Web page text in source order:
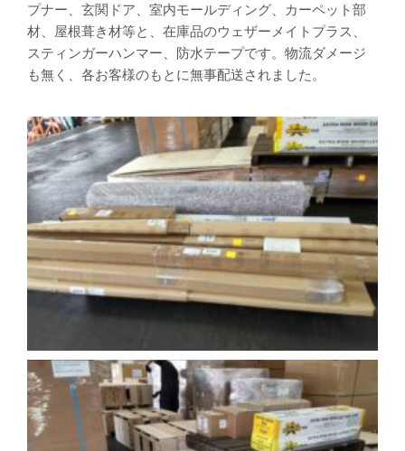
プナー、玄関ドア、室内モールディング、カーペット部
材、屋根葺き材等と、在庫品のウェザーメイトプラス、
スティンガーハンマー、防水テープです。物流ダメージ
も無く、各お客様のもとに無事配送されました。